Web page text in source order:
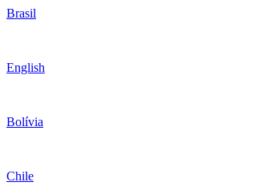
Brasil
English
Bolívia
Chile